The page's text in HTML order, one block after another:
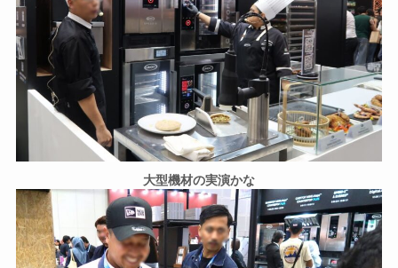
大型機材の実演かな